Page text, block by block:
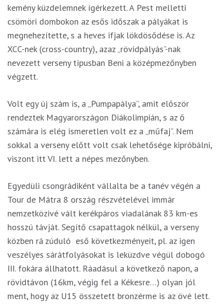
kemény küzdelemnek ígérkezett. A Pest melletti
csömöri dombokon az esős időszak a pályákat is
megnehezítette, s a heves ifjak lökdösődése is. Az
XCC-nek (cross-country), azaz „rövidpályás”-nak
nevezett verseny típusban Beni a középmezőnyben
végzett.
Volt egy új szám is, a „Pumpapálya”, amit először
rendeztek Magyarországon Diákolimpián, s az ő
számára is elég ismeretlen volt ez a „műfaj”. Nem
sokkal a verseny előtt volt csak lehetősége kipróbálni,
viszont itt VI. lett a népes mezőnyben.
Egyedüli csongrádiként vállalta be a tanév végén a
Tour de Mátra 8 ország részvételével immár
nemzetközivé vált kerékpáros viadalának 83 km-es
hosszú távját. Segítő csapattagok nélkül, a verseny
közben rá zúduló eső következményeit, pl. az igen
veszélyes sárátfolyásokat is leküzdve végül dobogó
III. fokára állhatott. Ráadásul a következő napon, a
rövidtávon (16km, végig fel a Kékesre…) olyan jól
ment, hogy az U15 összetett bronzérme is az övé lett.